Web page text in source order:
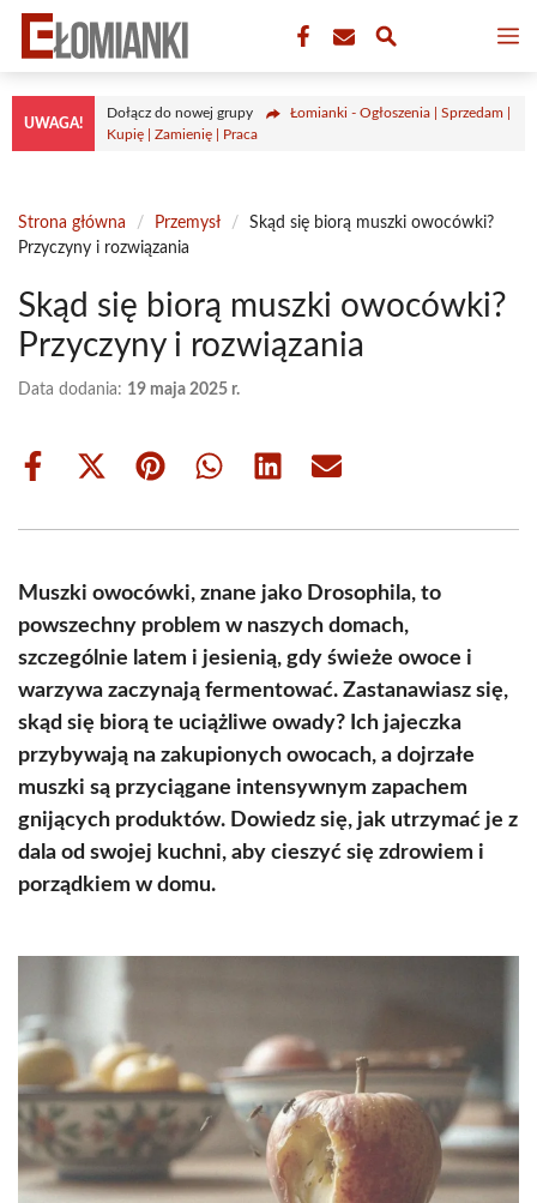
Przejdź
treści
UWAGA!
Dołącz do nowej grupy
Łomianki - Ogłoszenia | Sprzedam |
Kupię | Zamienię | Praca
Strona główna / Przemysł /
Skąd się biorą muszki owocówki?
Przyczyny i rozwiązania
Skąd się biorą muszki owocówki?
Przyczyny i rozwiązania
Data dodania: 19 maja 2025 r.
Share
Share
(Twitter)
Share Share Share Share
Muszki owocówki, znane jako Drosophila, to
powszechny problem w naszych domach,
szczególnie latem i jesienią, gdy świeże owoce i
warzywa zaczynają fermentować. Zastanawiasz się,
skąd się biorą te uciążliwe owady? Ich jajeczka
przybywają na zakupionych owocach, a dojrzałe
muszki są przyciągane intensywnym zapachem
gnijących produktów. Dowiedz się, jak utrzymać je z
dala od swojej kuchni, aby cieszyć się zdrowiem i
porządkiem w domu.